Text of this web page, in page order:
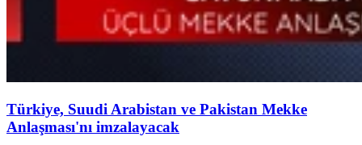
Türkiye, Suudi Arabistan ve Pakistan Mekke
Anlaşması'nı imzalayacak